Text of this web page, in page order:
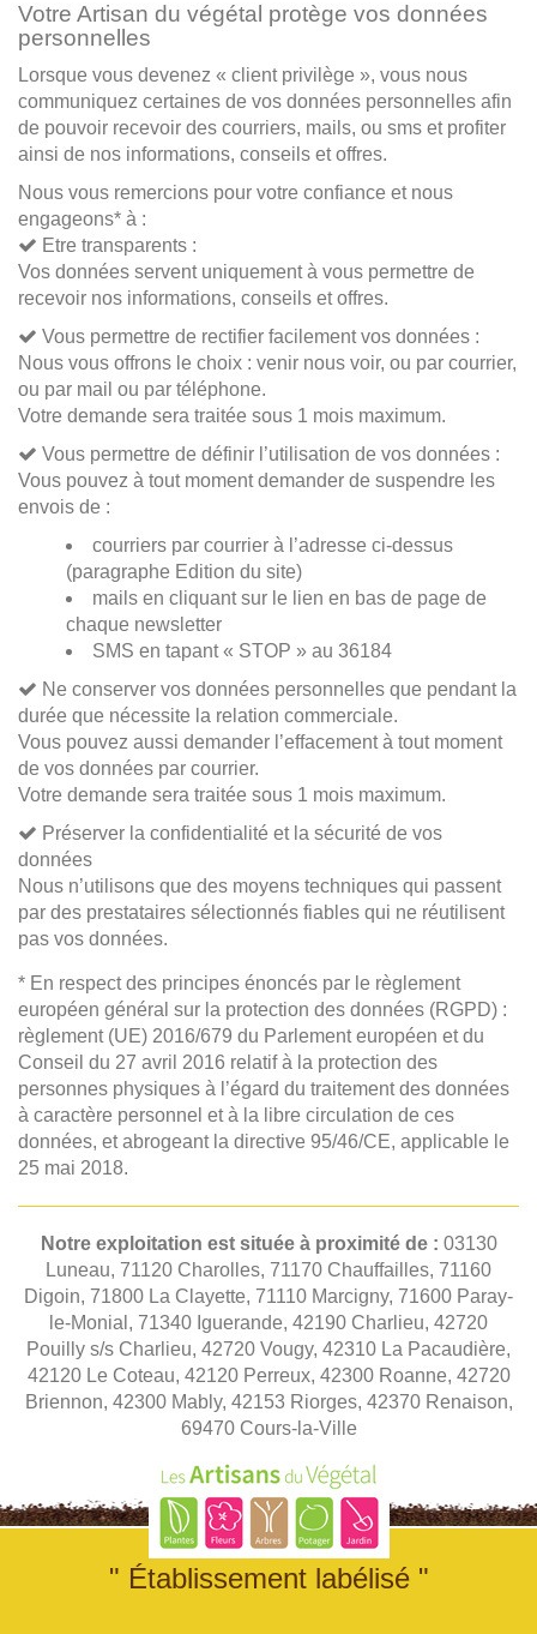
Votre Artisan du végétal protège vos données
personnelles
Lorsque vous devenez « client privilège », vous nous
communiquez certaines de vos données personnelles afin
de pouvoir recevoir des courriers, mails, ou sms et profiter
ainsi de nos informations, conseils et offres.
Nous vous remercions pour votre confiance et nous
engageons* à :
Etre transparents :
Vos données servent uniquement à vous permettre de
recevoir nos informations, conseils et offres.
Vous permettre de rectifier facilement vos données :
Nous vous offrons le choix : venir nous voir, ou par courrier,
ou par mail ou par téléphone.
Votre demande sera traitée sous 1 mois maximum.
Vous permettre de définir l’utilisation de vos données :
Vous pouvez à tout moment demander de suspendre les
envois de :
courriers par courrier à l’adresse ci-dessus
(paragraphe Edition du site)
mails en cliquant sur le lien en bas de page de
chaque newsletter
SMS en tapant « STOP » au 36184
Ne conserver vos données personnelles que pendant la
durée que nécessite la relation commerciale.
Vous pouvez aussi demander l’effacement à tout moment
de vos données par courrier.
Votre demande sera traitée sous 1 mois maximum.
Préserver la confidentialité et la sécurité de vos
données
Nous n’utilisons que des moyens techniques qui passent
par des prestataires sélectionnés fiables qui ne réutilisent
pas vos données.
* En respect des principes énoncés par le règlement
européen général sur la protection des données (RGPD) :
règlement (UE) 2016/679 du Parlement européen et du
Conseil du 27 avril 2016 relatif à la protection des
personnes physiques à l’égard du traitement des données
à caractère personnel et à la libre circulation de ces
données, et abrogeant la directive 95/46/CE, applicable le
25 mai 2018.
Notre exploitation est située à proximité de : 03130
Luneau, 71120 Charolles, 71170 Chauffailles, 71160
Digoin, 71800 La Clayette, 71110 Marcigny, 71600 Paray-
le-Monial, 71340 Iguerande, 42190 Charlieu, 42720
Pouilly s/s Charlieu, 42720 Vougy, 42310 La Pacaudière,
42120 Le Coteau, 42120 Perreux, 42300 Roanne, 42720
Briennon, 42300 Mably, 42153 Riorges, 42370 Renaison,
69470 Cours-la-Ville
" Établissement labélisé "